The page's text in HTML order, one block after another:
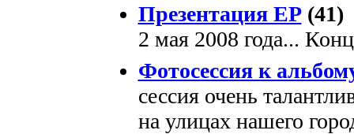
Презентация ЕР(41)
2 мая 2008 года...
Фотосессия к
сессия очень
на улицах нашего